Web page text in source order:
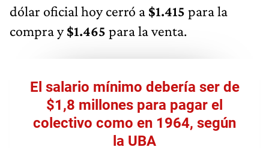
dólar oficial hoy cerró a $1.415 para la
compra y$1.465 para la venta.
El salario mínimo debería ser de
$1,8 millones para pagar el
colectivo como en 1964, según
la UBA